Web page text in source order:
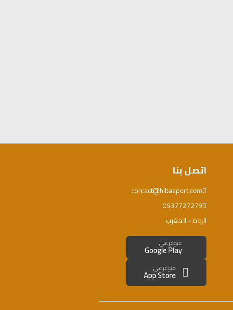
اتصل بنا
contact@hibasport.com
0537727279
الرباط - المغرب
متوفر على
Google Play
متوفر على
App Store